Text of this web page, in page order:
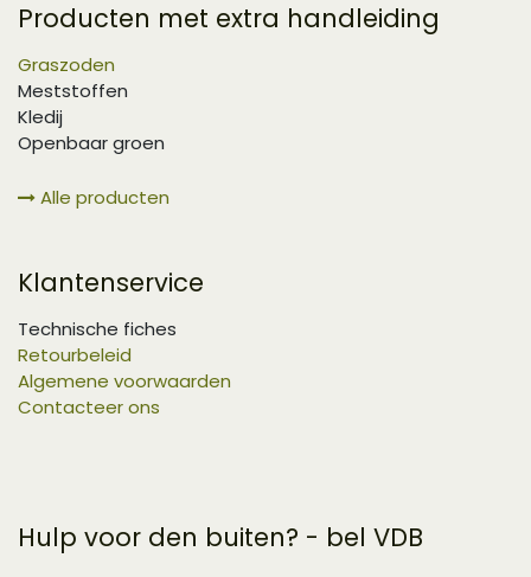
Producten met extra handleiding
Graszoden
Meststoffen
Kledij
Openbaar groen
Alle producten
Klantenservice
Technische fiches
Retourbeleid
Algemene voorwaarden
Contacteer ons
Hulp voor den buiten? - bel VDB